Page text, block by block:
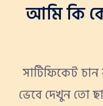
আমি কি
সার্টিফিকেট
ভেবে দেখুন তো